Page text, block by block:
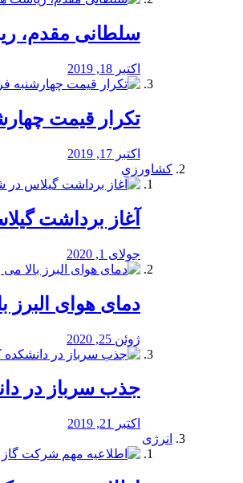
سلطانی مقدم،
اکتبر 18, 2019
تکرار قیمت
اکتبر 17, 2019
کشاورزی
آغاز برداشت
جولای 1, 2020
دمای هوای البرز
ژوئن 25, 2020
جذب سرباز در
اکتبر 21, 2019
انرژی